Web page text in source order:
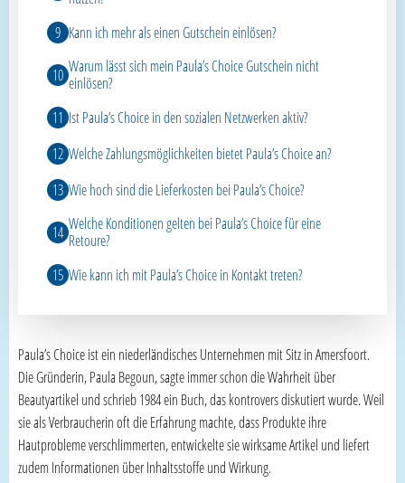
Kann ich mehr als einen Gutschein einlösen?
Warum lässt sich mein Paula’s Choice Gutschein nicht
einlösen?
Ist Paula’s Choice in den sozialen Netzwerken aktiv?
Welche Zahlungsmöglichkeiten bietet Paula’s Choice an?
Wie hoch sind die Lieferkosten bei Paula’s Choice?
Welche Konditionen gelten bei Paula’s Choice für eine
Retoure?
Wie kann ich mit Paula’s Choice in Kontakt treten?
Paula’s Choice ist ein niederländisches Unternehmen mit Sitz in Amersfoort.
Die Gründerin, Paula Begoun, sagte immer schon die Wahrheit über
Beautyartikel und schrieb 1984 ein Buch, das kontrovers diskutiert wurde. Weil
sie als Verbraucherin oft die Erfahrung machte, dass Produkte ihre
Hautprobleme verschlimmerten, entwickelte sie wirksame Artikel und liefert
zudem Informationen über Inhaltsstoffe und Wirkung.